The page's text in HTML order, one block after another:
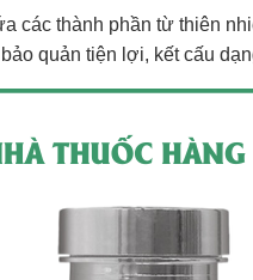
các thành phần từ thiên
quản tiện lợi, kết cấu